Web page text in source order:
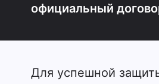
официальный
Для успешной